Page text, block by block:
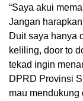
“Saya akui
Jangan
Duit saya hanya
keliling, door to
tekad ingin
DPRD Provinsi
mau mendukung